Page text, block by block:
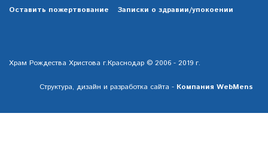
Оставить пожертвование
Записки о здравии/упокоении
Храм Рождества Христова г.Краснодар © 2006 - 2019 г.
Структура, дизайн и разработка сайта - Компания WebMens